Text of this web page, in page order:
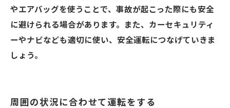
やエアバッグを使うことで、事故が起こった際にも安全
に避けられる場合があります。また、カーセキュリティ
ーやナビなども適切に使い、安全運転につなげていきま
しょう。
周囲の状況に合わせて運転をする